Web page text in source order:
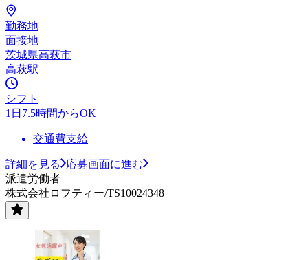
勤務地
面接地
茨城県高萩市
高萩駅
シフト
1日7.5時間からOK
交通費支給
詳細を見る
応募画面に進む
派遣労働者
株式会社ロフティー/TS10024348